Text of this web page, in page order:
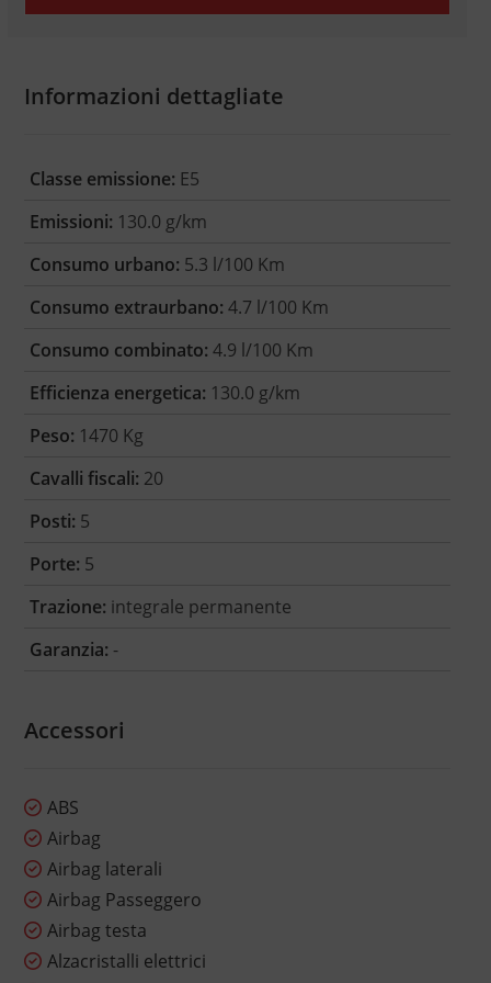
Informazioni dettagliate
Classe emissione: E5
Emissioni: 130.0 g/km
Consumo urbano: 5.3 l/100 Km
Consumo extraurbano: 4.7 l/100 Km
Consumo combinato: 4.9 l/100 Km
Efficienza energetica: 130.0 g/km
Peso: 1470 Kg
Cavalli fiscali: 20
Posti: 5
Porte: 5
Trazione: integrale permanente
Garanzia: -
Accessori
ABS
Airbag
Airbag laterali
Airbag Passeggero
Airbag testa
Alzacristalli elettrici